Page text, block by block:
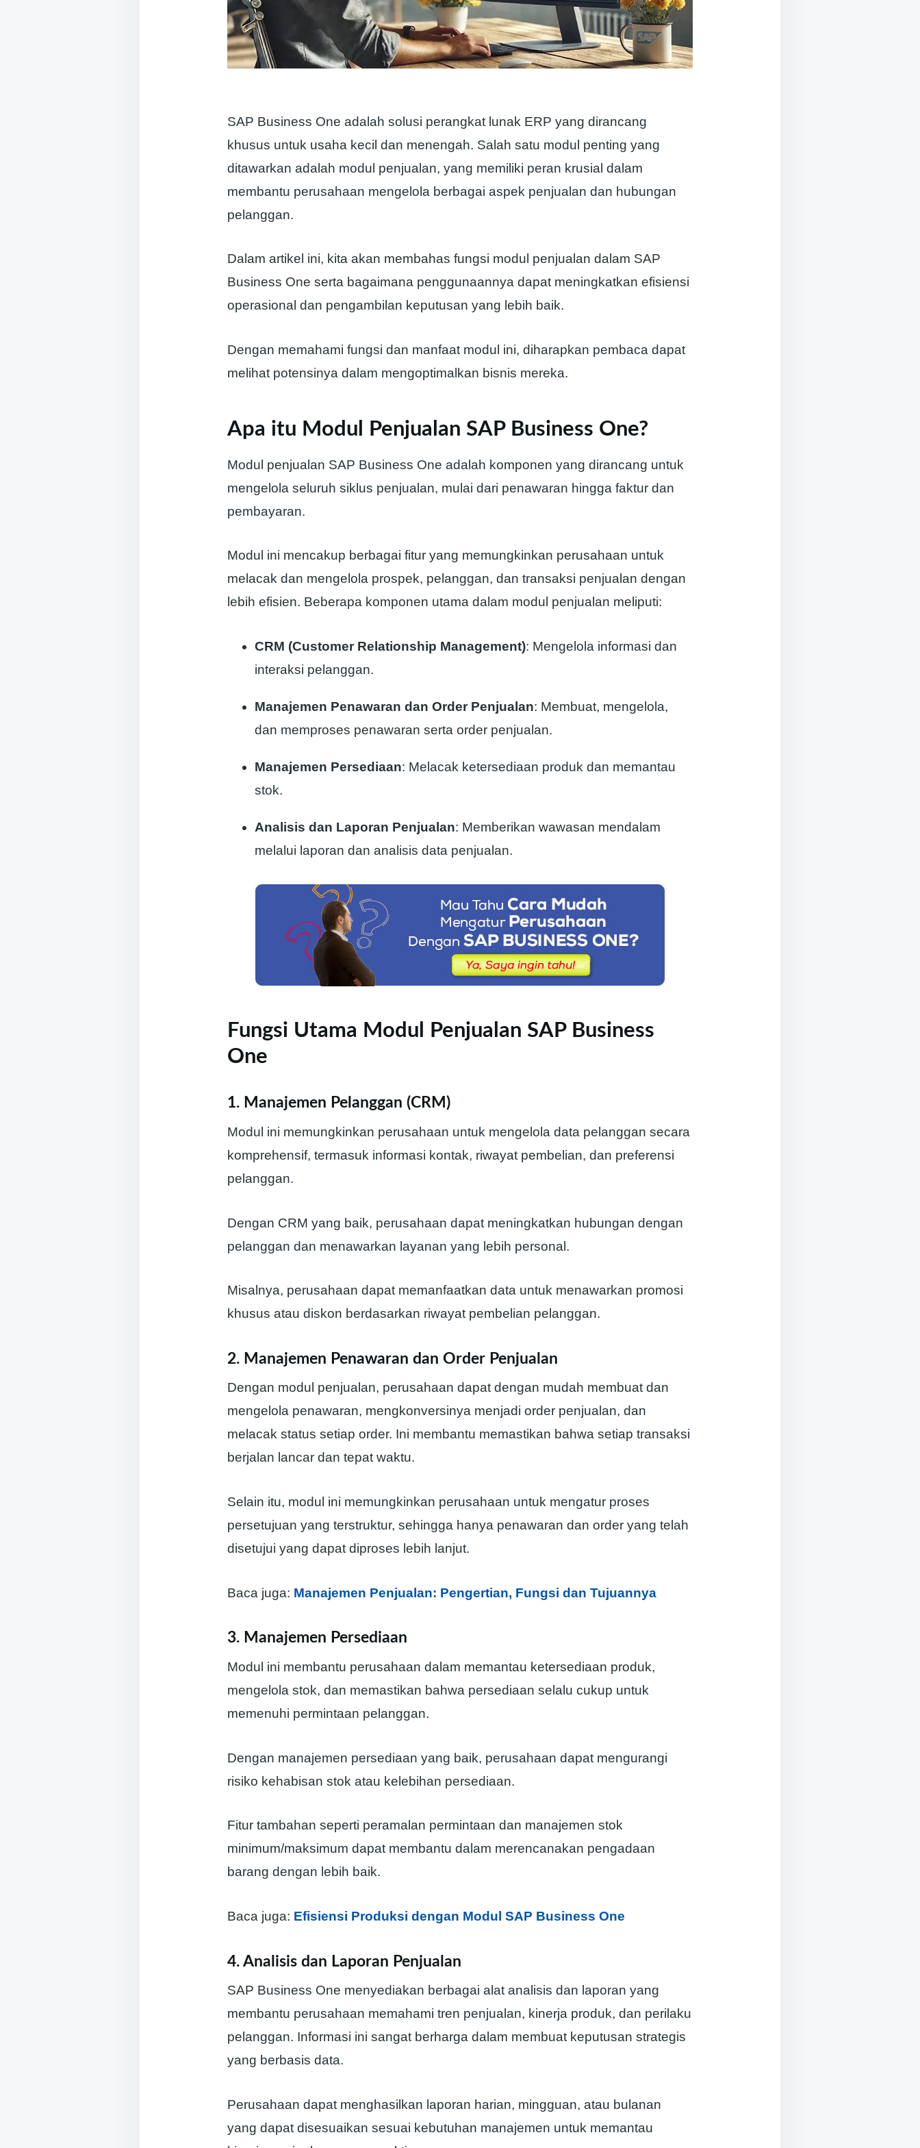
SAP Business One adalah solusi perangkat lunak ERP yang dirancang
khusus untuk usaha kecil dan menengah. Salah satu modul penting yang
ditawarkan adalah modul penjualan, yang memiliki peran krusial dalam
membantu perusahaan mengelola berbagai aspek penjualan dan hubungan
pelanggan.
Dalam artikel ini, kita akan membahas fungsi modul penjualan dalam SAP
Business One serta bagaimana penggunaannya dapat meningkatkan efisiensi
operasional dan pengambilan keputusan yang lebih baik.
Dengan memahami fungsi dan manfaat modul ini, diharapkan pembaca dapat
melihat potensinya dalam mengoptimalkan bisnis mereka.
Apa itu Modul Penjualan SAP Business One?
Modul penjualan SAP Business One adalah komponen yang dirancang untuk
mengelola seluruh siklus penjualan, mulai dari penawaran hingga faktur dan
pembayaran.
Modul ini mencakup berbagai fitur yang memungkinkan perusahaan untuk
melacak dan mengelola prospek, pelanggan, dan transaksi penjualan dengan
lebih efisien. Beberapa komponen utama dalam modul penjualan meliputi:
CRM (Customer Relationship Management): Mengelola informasi dan
interaksi pelanggan.
Manajemen Penawaran dan Order Penjualan: Membuat, mengelola,
dan memproses penawaran serta order penjualan.
Manajemen Persediaan: Melacak ketersediaan produk dan memantau
stok.
Analisis dan Laporan Penjualan: Memberikan wawasan mendalam
melalui laporan dan analisis data penjualan.
Fungsi Utama Modul Penjualan SAP Business
One
1. Manajemen Pelanggan (CRM)
Modul ini memungkinkan perusahaan untuk mengelola data pelanggan secara
komprehensif, termasuk informasi kontak, riwayat pembelian, dan preferensi
pelanggan.
Dengan CRM yang baik, perusahaan dapat meningkatkan hubungan dengan
pelanggan dan menawarkan layanan yang lebih personal.
Misalnya, perusahaan dapat memanfaatkan data untuk menawarkan promosi
khusus atau diskon berdasarkan riwayat pembelian pelanggan.
2. Manajemen Penawaran dan Order Penjualan
Dengan modul penjualan, perusahaan dapat dengan mudah membuat dan
mengelola penawaran, mengkonversinya menjadi order penjualan, dan
melacak status setiap order. Ini membantu memastikan bahwa setiap transaksi
berjalan lancar dan tepat waktu.
Selain itu, modul ini memungkinkan perusahaan untuk mengatur proses
persetujuan yang terstruktur, sehingga hanya penawaran dan order yang telah
disetujui yang dapat diproses lebih lanjut.
Baca juga: Manajemen Penjualan: Pengertian, Fungsi dan Tujuannya
3. Manajemen Persediaan
Modul ini membantu perusahaan dalam memantau ketersediaan produk,
mengelola stok, dan memastikan bahwa persediaan selalu cukup untuk
memenuhi permintaan pelanggan.
Dengan manajemen persediaan yang baik, perusahaan dapat mengurangi
risiko kehabisan stok atau kelebihan persediaan.
Fitur tambahan seperti peramalan permintaan dan manajemen stok
minimum/maksimum dapat membantu dalam merencanakan pengadaan
barang dengan lebih baik.
Baca juga: Efisiensi Produksi dengan Modul SAP Business One
4. Analisis dan Laporan Penjualan
SAP Business One menyediakan berbagai alat analisis dan laporan yang
membantu perusahaan memahami tren penjualan, kinerja produk, dan perilaku
pelanggan. Informasi ini sangat berharga dalam membuat keputusan strategis
yang berbasis data.
Perusahaan dapat menghasilkan laporan harian, mingguan, atau bulanan
yang dapat disesuaikan sesuai kebutuhan manajemen untuk memantau